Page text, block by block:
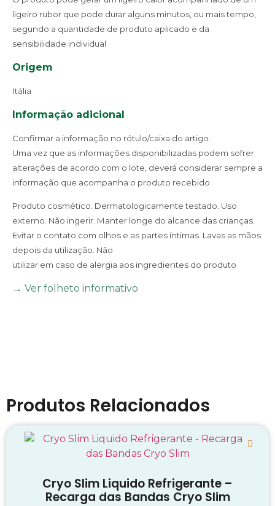
ligeiro rubor que pode durar alguns minutos, ou mais tempo,
segundo a quantidade de produto aplicado e da
sensibilidade individual
Origem
Itália
Informação adicional
Confirmar a informação no rótulo/caixa do artigo.
Uma vez que as informações disponibilizadas podem sofrer
alterações de acordo com o lote, deverá considerar sempre a
informação que acompanha o produto recebido.
Produto cosmético. Dermatologicamente testado. Uso
externo. Não ingerir. Manter longe do alcance das crianças.
Evitar o contato com olhos e as partes íntimas. Lavas as mãos
depois da utilização. Não
utilizar em caso de alergia aos ingredientes do produto
→ Ver folheto informativo
Produtos Relacionados
Cryo Slim Liquido Refrigerante –
Recarga das Bandas Cryo Slim